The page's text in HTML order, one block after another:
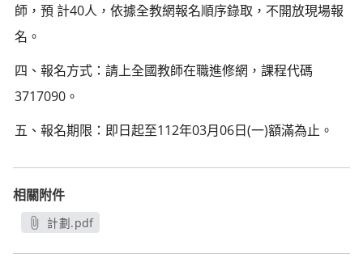
師，預 計40人，依據全教網報名順序錄取，不開放現場報
名。
四、報名方式：請上全國教師在職進修網，課程代碼
3717090。
五、報名期限：即日起至112年03月06日(一)額滿為止。
相關附件
計劃.pdf